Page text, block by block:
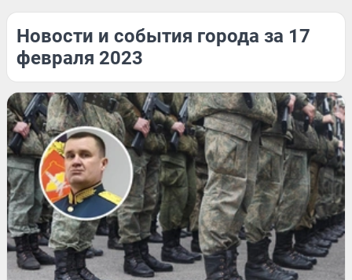
Новости и события города за 17
февраля 2023